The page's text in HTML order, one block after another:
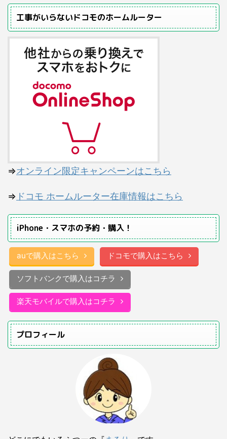
工事がいらないドコモのホームルーター
⇒オンライン限定キャンペーンはこちら
⇒ ドコモ ホームルーター在庫情報はこちら
iPhone・スマホの予約・購入！
auで購入はこちら ドコモで購入はこちら
ソフトバンクで購入はコチラ
楽天モバイルで購入はコチラ
プロフィール